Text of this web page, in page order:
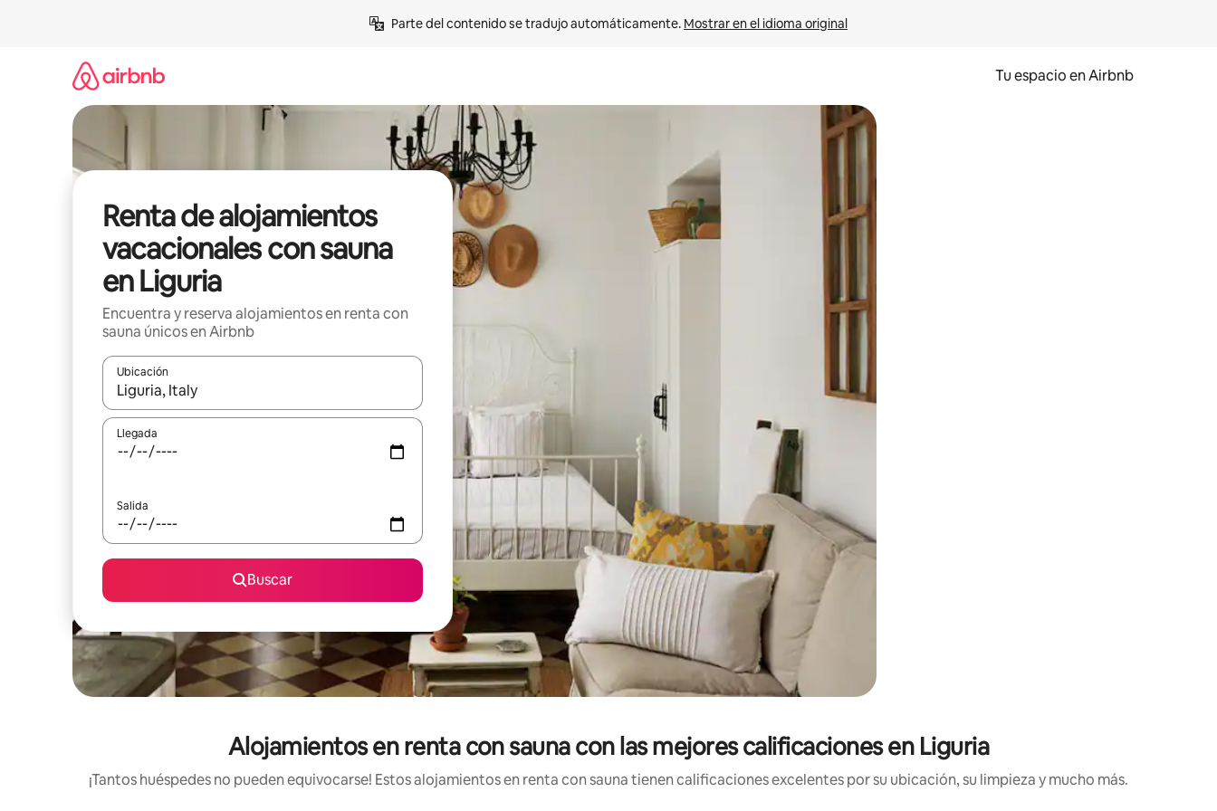
Parte del contenido se tradujo automáticamente. Mostrar en el idioma original
Tu espacio en Airbnb
Renta de alojamientos
vacacionales con sauna
en Liguria
Encuentra y reserva alojamientos en renta con
sauna únicos en Airbnb
Ubicación
Cuando los resultados estén disponibles, podrás navegar usando las teclas de las flechas hacia arriba y hacia abajo, o bien tocando y deslizando la pantalla.
Llegada
Salida
Buscar
Alojamientos en renta con sauna con las mejores calificaciones en Liguria
¡Tantos huéspedes no pueden equivocarse! Estos alojamientos en renta con sauna tienen calificaciones excelentes por su ubicación, su limpieza y mucho más.